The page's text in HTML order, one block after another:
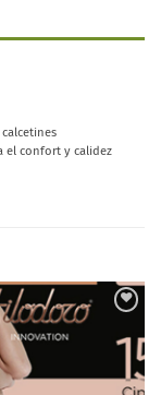
el confort y calidez
lista de